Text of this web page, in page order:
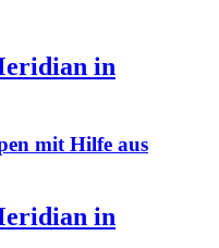
in
mit Hilfe aus
in